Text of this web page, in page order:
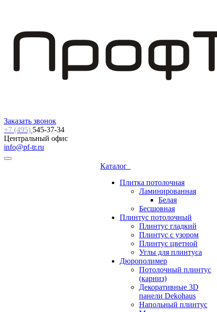
Заказать звонок
+7 (495) 545-37-34
Центральный офис
info@pf-tr.ru
Каталог
Плитка потолочная
Ламинированная
Белая
Бесшовная
Плинтус потолочный
Плинтус гладкий
Плинтус с узором
Плинтус цветной
Углы для плинтуса
Дюрополимер
Потолочный плинтус
(карниз)
Декоративные 3D
панели Dekohaus
Напольный плинтус